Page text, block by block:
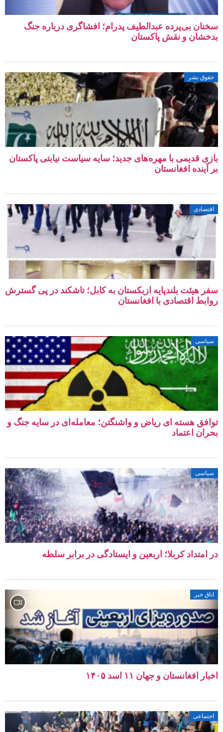
سخنان بی‌پرده عبدالطیف پدرام؛ افشاگری درباره جنگ
بدخشان و نقش پاکستان
حقوق بشر
بازی قدیمی با مهره‌های جدید؛ سایه سیاست نیابتی پاکستان
بر آینده افغانستان
اقتصادی
سفر هیئت بلندپایه ازبکستان به کابل؛ تاشکند در پی گسترش
روابط اقتصادی با افغانستان
سیاسی
توافق هسته‌ ای ریاض و واشنگتن؛ معامله‌ای در سایه جنگ و
بحران اعتماد
سیاسی
در امتداد کربلا؛ اربعین و ایستادگی در برابر سلطه
اتاق خبر
اخبار افغانستان و جهان ۱۱ اسد ۱۴۰۵
اجتماعی